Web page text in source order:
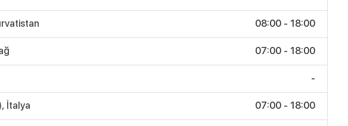
08:00 - 18:00
07:00 - 18:00
-
İtalya 07:00 - 18:00